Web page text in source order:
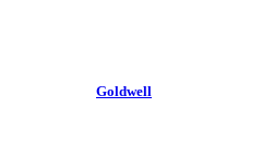
Goldwell